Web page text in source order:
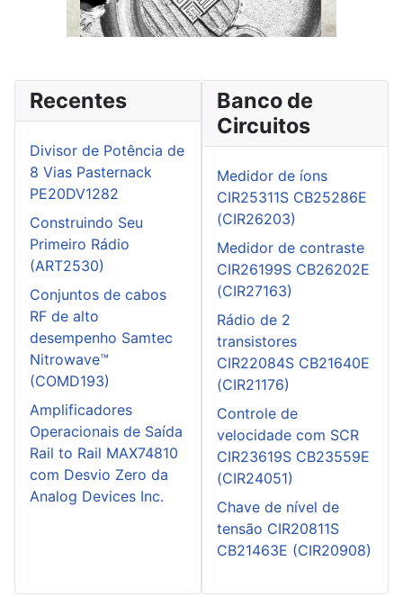
Recentes
Divisor de Potência de
8 Vias Pasternack
PE20DV1282
Construindo Seu
Primeiro Rádio
(ART2530)
Conjuntos de cabos
RF de alto
desempenho Samtec
Nitrowave™
(COMD193)
Amplificadores
Operacionais de Saída
Rail to Rail MAX74810
com Desvio Zero da
Analog Devices Inc.
Banco de
Circuitos
Medidor de íons
CIR25311S CB25286E
(CIR26203)
Medidor de contraste
CIR26199S CB26202E
(CIR27163)
Rádio de 2
transistores
CIR22084S CB21640E
(CIR21176)
Controle de
velocidade com SCR
CIR23619S CB23559E
(CIR24051)
Chave de nível de
tensão CIR20811S
CB21463E (CIR20908)